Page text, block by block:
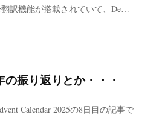
翻訳機能が搭載されていて、De…
振り返りとか・・・
Calendar 2025の8日目の記事で